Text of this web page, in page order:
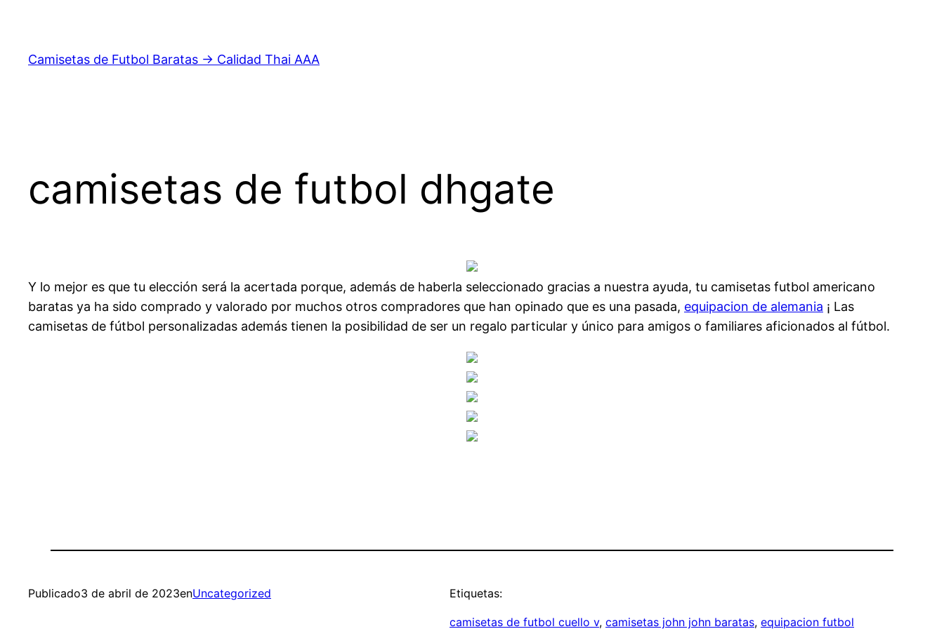
contenido
Camisetas de Futbol Baratas → Calidad Thai AAA
camisetas de futbol dhgate
Y lo mejor es que tu elección será la acertada porque, además de haberla seleccionado gracias a nuestra ayuda, tu camisetas futbol americano
baratas ya ha sido comprado y valorado por muchos otros compradores que han opinado que es una pasada, equipacion de alemania ¡ Las
camisetas de fútbol personalizadas además tienen la posibilidad de ser un regalo particular y único para amigos o familiares aficionados al fútbol.
Publicado3 de abril de 2023enUncategorized Etiquetas:
camisetas de futbol cuello v, camisetas john john baratas, equipacion futbol